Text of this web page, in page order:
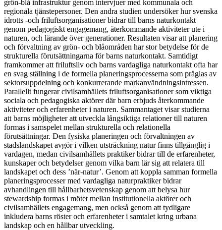
grön-blå infrastruktur genom intervjuer med kommunala och
regionala tjänstepersoner. Den andra studien undersöker hur svenska
idrotts -och friluftsorganisationer bidrar till barns naturkontakt
genom pedagogiskt engagemang, återkommande aktiviteter ute i
naturen, och lärande över generationer. Resultaten visar att planering
och förvaltning av grön- och blåområden har stor betydelse för de
strukturella förutsättningarna för barns naturkontakt. Samtidigt
framkommer att friluftsliv och barns vardagliga naturkontakt ofta har
en svag ställning i de formella planeringsprocesserna som präglas av
sektorsuppdelning och konkurrerande markanvändningsintressen.
Parallellt fungerar civilsamhällets friluftsorganisationer som viktiga
sociala och pedagogiska aktörer där barn erbjuds återkommande
aktiviteter och erfarenheter i naturen. Sammantaget visar studierna
att barns möjligheter att utveckla långsiktiga relationer till naturen
formas i samspelet mellan strukturella och relationella
förutsättningar. Den fysiska planeringen och förvaltningen av
stadslandskapet avgör i vilken utsträckning natur finns tillgänglig i
vardagen, medan civilsamhällets praktiker bidrar till de erfarenheter,
kunskaper och betydelser genom vilka barn lär sig att relatera till
landskapet och dess ’när-natur’. Genom att koppla samman formella
planeringsprocesser med vardagliga naturpraktiker bidrar
avhandlingen till hållbarhetsvetenskap genom att belysa hur
stewardship formas i mötet mellan institutionella aktörer och
civilsamhällets engagemang, men också genom att tydligare
inkludera barns röster och erfarenheter i samtalet kring urbana
landskap och en hållbar utveckling.